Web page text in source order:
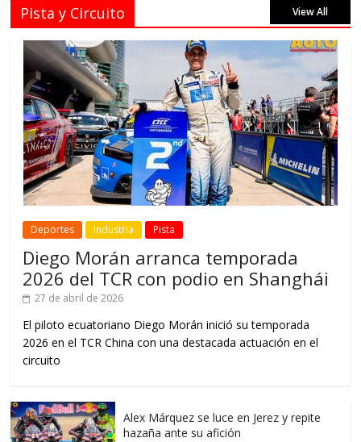
Pista y Circuito View All
Deportes Industria Pista
Diego Morán arranca temporada
2026 del TCR con podio en Shanghái
27 de abril de 2026
El piloto ecuatoriano Diego Morán inició su temporada
2026 en el TCR China con una destacada actuación en el
circuito
Alex Márquez se luce en Jerez y repite
hazaña ante su afición